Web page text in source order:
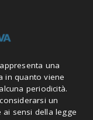
una
in quanto viene
periodicità.
un
sensi della legge